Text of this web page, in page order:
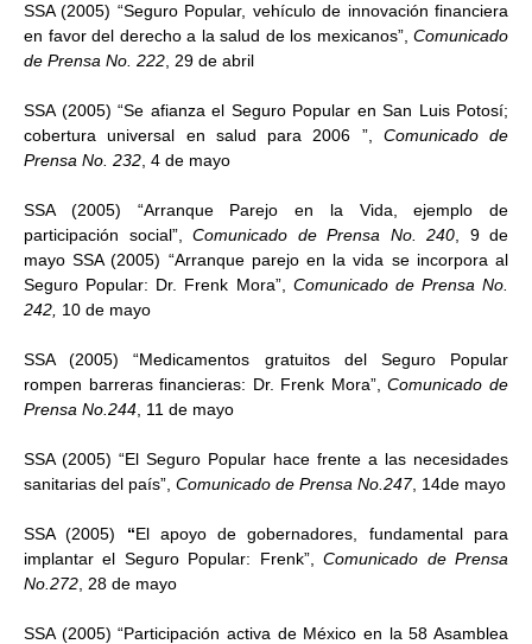
SSA (2005) “Seguro Popular, vehículo de innovación financiera
en favor del derecho a la salud de los mexicanos”, Comunicado
de Prensa No. 222 , 29 de abril
SSA (2005) “Se afianza el Seguro Popular en San Luis Potosí;
cobertura universal en salud para 2006
”, Comunicado de
Prensa No. 232 , 4 de mayo
SSA (2005) “Arranque Parejo en la Vida, ejemplo de
participación social”, Comunicado de Prensa No. 240 , 9 de
mayo SSA (2005) “Arranque parejo en la vida se incorpora al
Seguro Popular: Dr. Frenk Mora”, Comunicado de Prensa No.
242, 10 de mayo
SSA (2005) “Medicamentos gratuitos del Seguro Popular
rompen barreras financieras: Dr. Frenk Mora”,Comunicado de
Prensa No.244 , 11 de mayo
SSA (2005) “El Seguro Popular hace frente a las necesidades
sanitarias del país”, Comunicado de Prensa No.247, 14de mayo
SSA (2005) “El apoyo de gobernadores, fundamental para
implantar el Seguro Popular: Frenk”,Comunicado de Prensa
No.272 , 28 de mayo
SSA (2005) “Participación activa de México en la 58 Asamblea